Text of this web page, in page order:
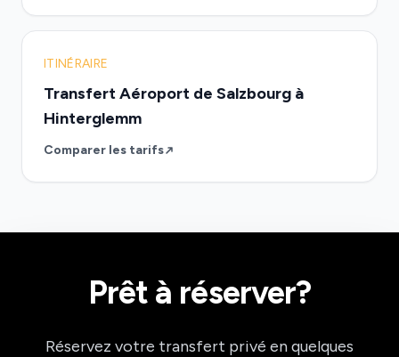
ITINÉRAIRE
Transfert Aéroport de Salzbourg à
Hinterglemm
Comparer les tarifs
Prêt à réserver?
Réservez votre transfert privé en quelques